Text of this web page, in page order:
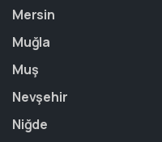
Mersin
Muğla
Muş
Nevşehir
Niğde